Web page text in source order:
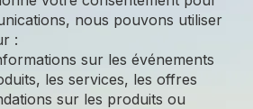
nous pouvons utiliser
:
sur les événements
les services, les offres
sur les produits ou